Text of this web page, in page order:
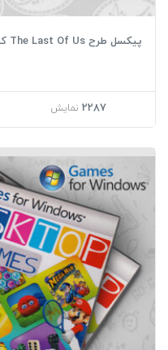
پیکسل طرح The Last Of Us کد 02
2287 نمایش